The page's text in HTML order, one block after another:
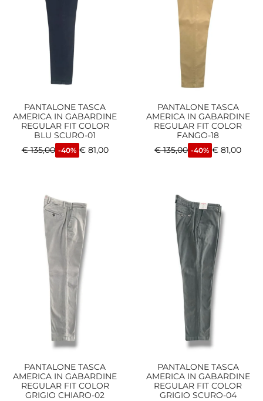
PANTALONE TASCA
AMERICA IN GABARDINE
REGULAR FIT COLOR
BLU SCURO-01
€135,00 -40% €81,00
PANTALONE TASCA
AMERICA IN GABARDINE
REGULAR FIT COLOR
FANGO-18
€135,00 -40% € 81,00
PANTALONE TASCA
AMERICA IN GABARDINE
REGULAR FIT COLOR
GRIGIO CHIARO-02
PANTALONE TASCA
AMERICA IN GABARDINE
REGULAR FIT COLOR
GRIGIO SCURO-04